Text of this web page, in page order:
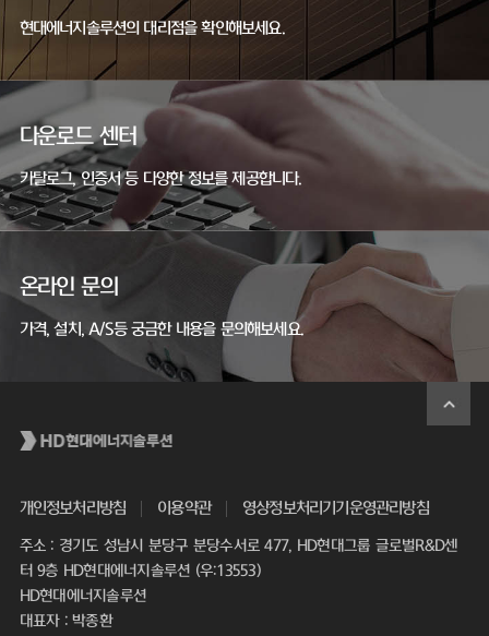
현대에너지솔루션의 대리점을 확인해보세요.
다운로드 센터
카탈로그, 인증서 등 다양한 정보를 제공합니다.
온라인 문의
가격, 설치, A/S등 궁금한 내용을 문의해보세요.
개인정보처리방침 이용약관 영상정보처리기기운영관리방침
주소 : 경기도 성남시 분당구 분당수서로 477, HD현대그룹 글로벌R&D센
터 9층 HD현대에너지솔루션 (우:13553)
HD현대에너지솔루션
대표자 : 박종환